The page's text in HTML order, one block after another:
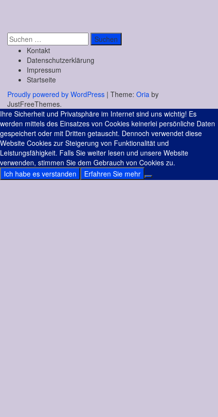
Suchen
nach: Kontakt
Datenschutzerklärung
Impressum
Startseite
Proudly powered by WordPress | Theme: Oria by
JustFreeThemes.
Ihre Sicherheit und Privatsphäre im Internet sind uns wichtig! Es
werden mittels des Einsatzes von Cookies keinerlei persönliche Daten
gespeichert oder mit Dritten getauscht. Dennoch verwendet diese
Website Cookies zur Steigerung von Funktionalität und
Leistungsfähigkeit. Falls Sie weiter lesen und unsere Website
verwenden, stimmen Sie dem Gebrauch von Cookies zu.
Ich habe es verstanden
Erfahren Sie mehr